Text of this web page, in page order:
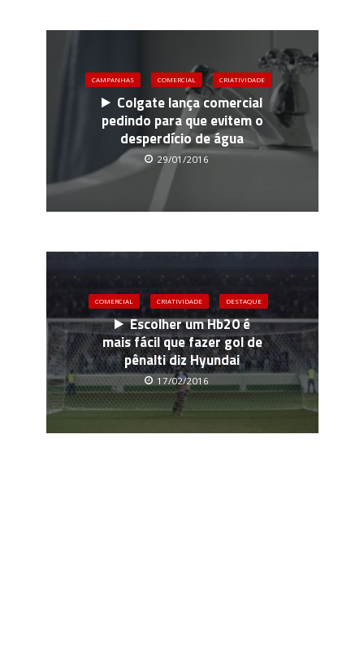
CAMPANHAS COMERCIAL CRIATIVIDADE
Colgate lança comercial
pedindo para que evitem o
desperdício de água
29/01/2016
COMERCIAL CRIATIVIDADE DESTAQUE
Escolher um Hb20 é
mais fácil que fazer gol de
pênalti diz Hyundai
17/02/2016